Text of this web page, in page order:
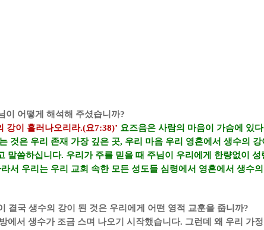
이 어떻게 해석해 주셨습니까?
강이 흘러나오리라.(요7:38)’ 요즈음은 사람의 마음이 가슴에 있
것은 우리 존재 가장 깊은 곳, 우리 마음 우리 영혼에서 생수의
말씀하십니다. 우리가 주를 믿을 때 주님이 우리에게 한량없이
라서 우리는 우리 교회 속한 모든 성도들 심령에서 영혼에서 생수
결국 생수의 강이 된 것은 우리에게 어떤 영적 교훈을 줍니까?
에서 생수가 조금 스며 나오기 시작했습니다. 그런데 왜 우리 가